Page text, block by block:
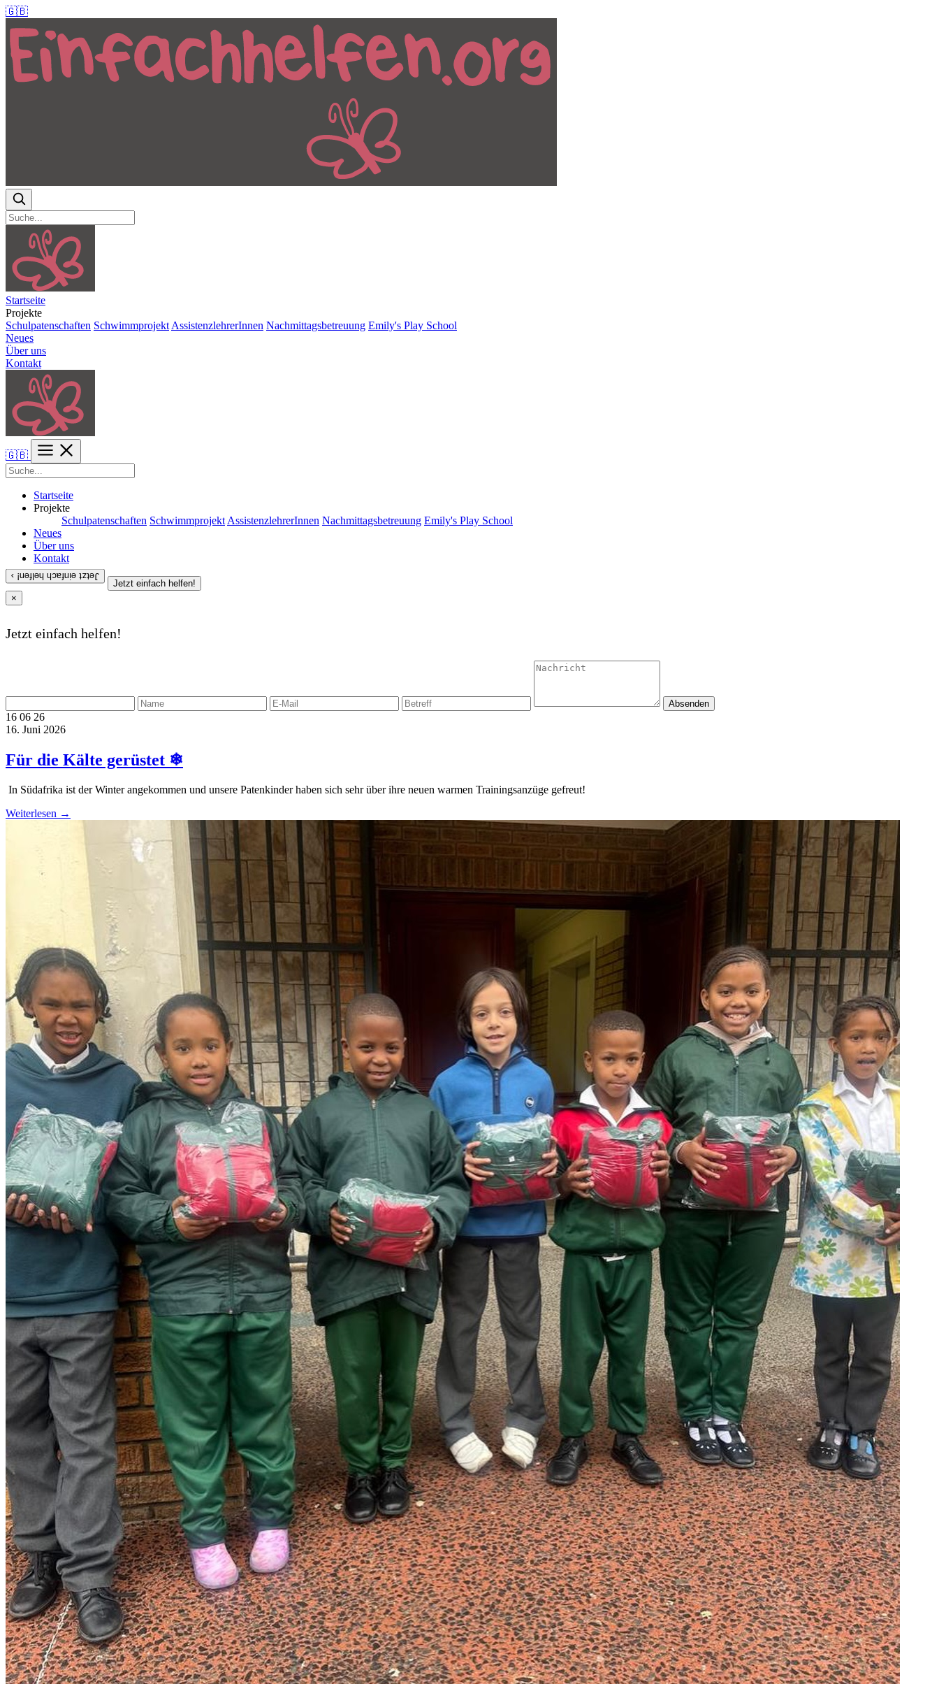
🇬🇧
Startseite
Projekte
Schulpatenschaften Schwimmprojekt AssistenzlehrerInnen Nachmittagsbetreuung Emily's Play School
Neues
Über uns
Kontakt
🇬🇧
Startseite
Projekte
Schulpatenschaften Schwimmprojekt AssistenzlehrerInnen Nachmittagsbetreuung Emily's Play School
Neues
Über uns
Kontakt
Jetzt einfach helfen! ›
Jetzt einfach helfen!
×
Jetzt einfach helfen!
Absenden
16 06 26
16. Juni 2026
Für die Kälte gerüstet ❄
️ In Südafrika ist der Winter angekommen und unsere Patenkinder haben sich sehr über ihre neuen warmen Trainingsanzüge gefreut!
Weiterlesen →